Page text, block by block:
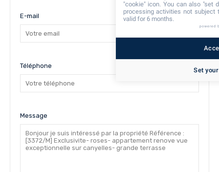
E-mail
Téléphone
Message
"cookie" icon. You can also "set
processing activities not subject
valid for 6 months.
powered
Set